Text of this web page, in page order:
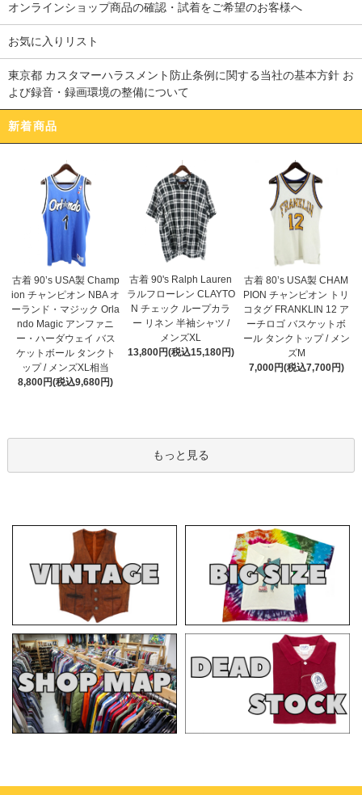
オンラインショップ商品の確認・試着をご希望のお客様へ
お気に入りリスト
東京都 カスタマーハラスメント防止条例に関する当社の基本方針 お
よび録音・録画環境の整備について
新着商品
古着 90’s USA製 Champ
ion チャンピオン NBA オ
ーランド・マジック Orla
ndo Magic アンファニ
ー・ハーダウェイ バス
ケットボール タンクト
ップ / メンズXL相当
8,800円(税込9,680円)
古着 90's Ralph Lauren
ラルフローレン CLAYTO
N チェック ループカラ
ー リネン 半袖シャツ /
メンズXL
13,800円(税込15,180円)
古着 80’s USA製 CHAM
PION チャンピオン トリ
コタグ FRANKLIN 12 ア
ーチロゴ バスケットボ
ール タンクトップ / メン
ズM
7,000円(税込7,700円)
もっと見る